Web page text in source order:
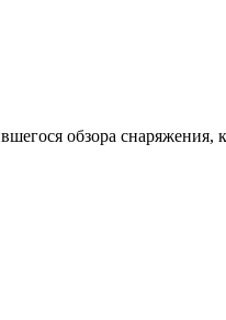
обзора